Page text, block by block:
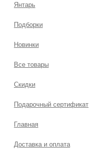
Янтарь
Подборки
Новинки
Все товары
Скидки
Подарочный сертификат
Главная
Доставка и оплата